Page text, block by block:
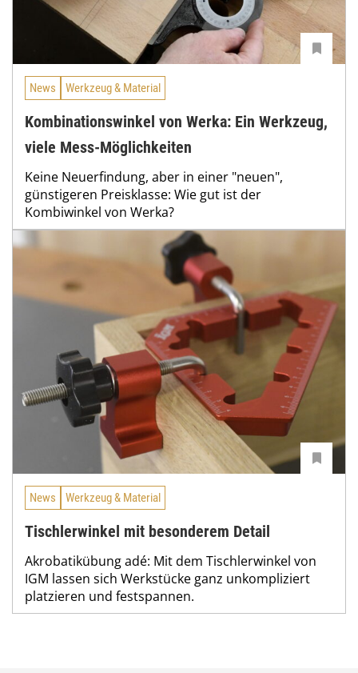
News Werkzeug & Material
Kombinationswinkel von Werka: Ein Werkzeug,
viele Mess-Möglichkeiten
Keine Neuerfindung, aber in einer "neuen",
günstigeren Preisklasse: Wie gut ist der
Kombiwinkel von Werka?
News Werkzeug & Material
Tischlerwinkel mit besonderem Detail
Akrobatikübung adé: Mit dem Tischlerwinkel von
IGM lassen sich Werkstücke ganz unkompliziert
platzieren und festspannen.